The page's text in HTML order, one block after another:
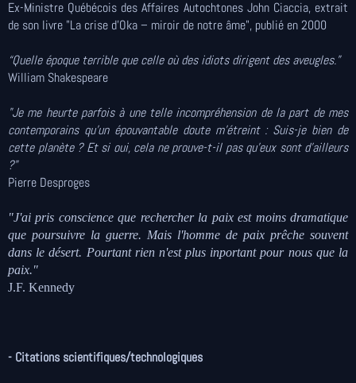
Ex-Ministre Québécois des Affaires Autochtones John Ciaccia, extrait
de son livre "La crise d’Oka – miroir de notre âme", publié en 2000
“Quelle époque terrible que celle où des idiots dirigent des aveugles.”
William Shakespeare
"Je me heurte parfois à une telle incompréhension de la part de mes
contemporains qu’un épouvantable doute m’étreint : Suis-je bien de
cette planète ? Et si oui, cela ne prouve-t-il pas qu’eux sont d’ailleurs
?"
Pierre Desproges
"J'ai pris conscience que rechercher la paix est moins dramatique
que poursuivre la guerre. Mais l'homme de paix prêche souvent
dans le désert. Pourtant rien n'est plus inportant pour nous que la
paix."
J.F. Kennedy
- Citations scientifiques/technologiques